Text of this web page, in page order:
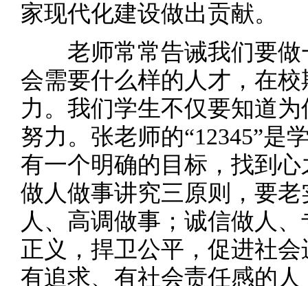
家现代化建设做出贡献。
老师常常告诫我们要做
会需要什么样的人才，在
力。我们学生不仅要知道
努力。张老师的“12345”是
有一个明确的目标，找到
做人做事讲究三原则，要
人、高调做事；诚信做人
正义，捍卫公平，促进社
有追求、有社会责任感的